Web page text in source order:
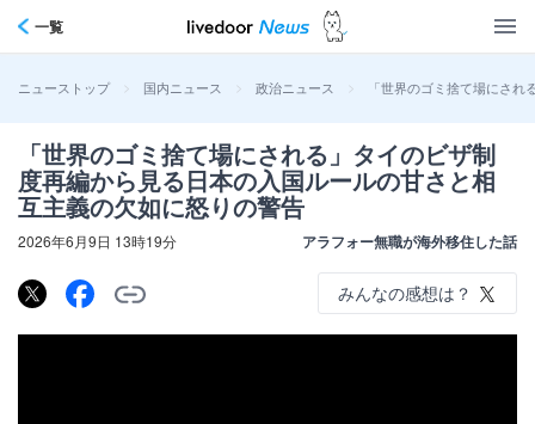
一覧
ニューストップ > 国内ニュース > 政治ニュース > 「世界のゴミ捨て場にさ
「世界のゴミ捨て場にされる」タイのビザ制
度再編から見る日本の入国ルールの甘さと相
互主義の欠如に怒りの警告
2026年6月9日 13時19分 アラフォー無職が海外移住した話
みんなの感想は？